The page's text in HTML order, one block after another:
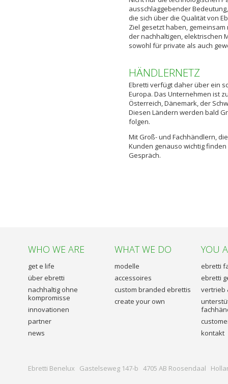
ausschlaggebender
die sich über die Qualität von
Ziel gesetzt haben,
der nachhaltigen, elektrischen
sowohl für private als auch
HÄNDLERNETZ
Ebretti verfügt daher über ein
Europa. Das Unternehmen ist
Österreich, Dänemark, der
Diesen Ländern werden bald
folgen.
Mit Groß- und Fachhändlern,
Kunden genauso wichtig
Gespräch.
WHO WE ARE
get e life
über ebretti
nachhaltig ohne
kompromisse
innovationen
partner
news
WHAT WE DO
modelle
accessoires
custom branded ebrettis
create your own
YOU
ebretti
ebretti
vertrieb
kontakt
Ebretti Benelux Gastelseweg 147-b 4705 AB Roosendaal